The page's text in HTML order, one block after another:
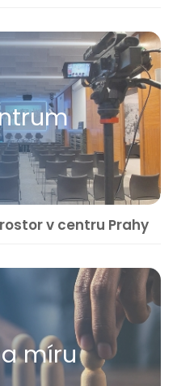
v centru Prahy
míru